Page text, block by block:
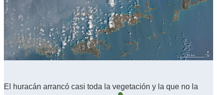
El huracán arrancó casi toda la vegetación y la que no la